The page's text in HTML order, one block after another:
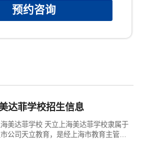
预约咨询
达菲学校招生信息
美达菲学校 天立上海美达菲学校隶属于
公司天立教育，是经上海市教育主管部